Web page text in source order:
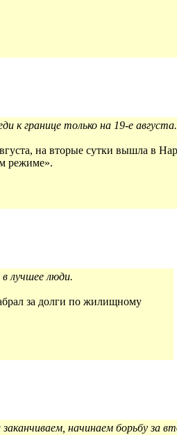
к границе только на 19-е августа.
на вторые сутки вышла в
режиме».
лучшее люди.
за долги по жилищному
начинаем борьбу за